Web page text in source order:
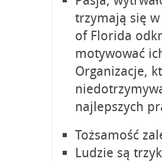
trzymają się
of Florida
motywować
Organizacje,
najlepszych
Tożsamość
Ludzie są